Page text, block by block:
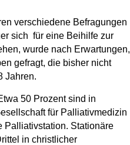
verschiedene Befragungen
sich für eine Beihilfe zur
wurde nach Erwartungen,
gefragt, die bisher nicht
Jahren.
50 Prozent sind in
für Palliativmedizin
Palliativstation. Stationäre
in christlicher